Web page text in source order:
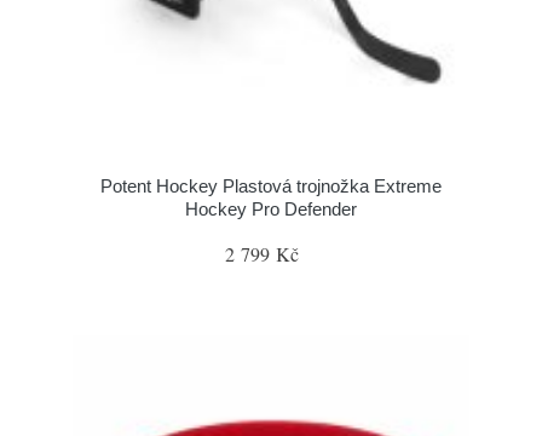
Potent Hockey Plastová trojnožka Extreme
Hockey Pro Defender
2 799 Kč